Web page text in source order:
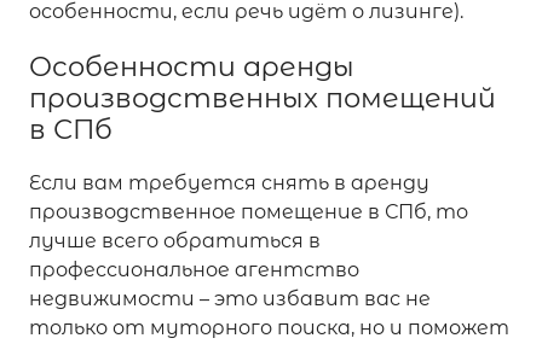
особенности, если речь идёт о лизинге).
Особенности аренды
производственных помещений
в СПб
Если вам требуется снять в аренду
производственное помещение в СПб, то
лучше всего обратиться в
профессиональное агентство
недвижимости – это избавит вас не
только от муторного поиска, но и поможет